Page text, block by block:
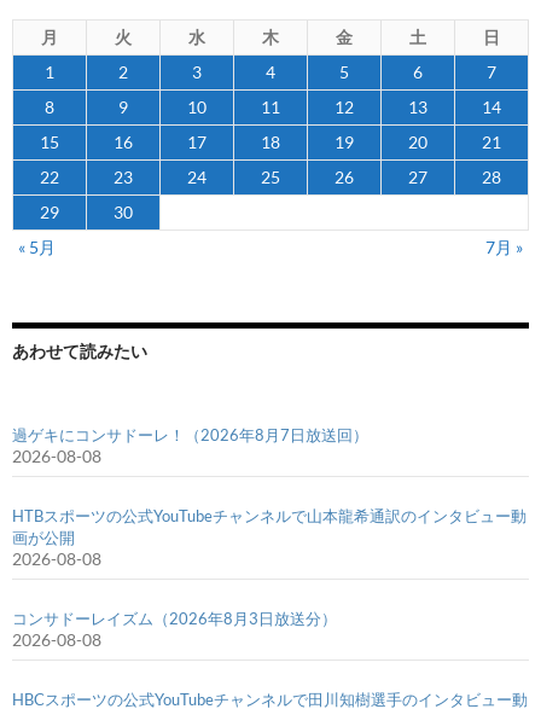
月 火 水 木 金 土
日
1
2 3 4 5 6
7
8
9 10 11 12 13
14
15
16 17 18 19 20
21
22
23 24 25 26 27
28
29
30
« 5月
7月 »
あわせて読みたい
過ゲキにコンサドーレ！（2026年8月7日放送回）
2026-08-08
HTBスポーツの公式YouTubeチャンネルで山本龍希通訳のインタビュー動
画が公開
2026-08-08
コンサドーレイズム（2026年8月3日放送分）
2026-08-08
HBCスポーツの公式YouTubeチャンネルで田川知樹選手のインタビュー動